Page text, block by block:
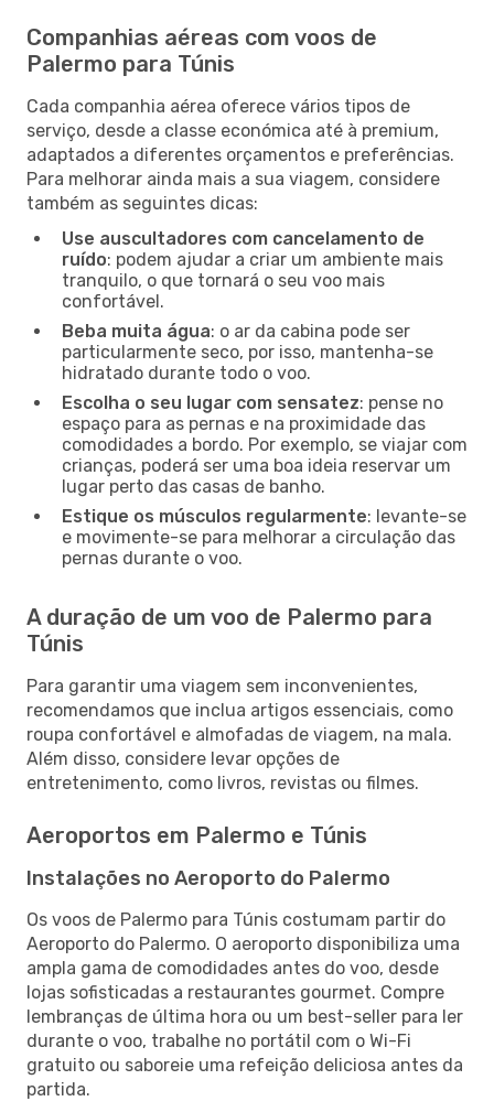
Companhias aéreas com voos de
Palermo para Túnis
Cada companhia aérea oferece vários tipos de
serviço, desde a classe económica até à premium,
adaptados a diferentes orçamentos e preferências.
Para melhorar ainda mais a sua viagem, considere
também as seguintes dicas:
Use auscultadores com cancelamento de
ruído: podem ajudar a criar um ambiente mais
tranquilo, o que tornará o seu voo mais
confortável.
Beba muita água: o ar da cabina pode ser
particularmente seco, por isso, mantenha-se
hidratado durante todo o voo.
Escolha o seu lugar com sensatez: pense no
espaço para as pernas e na proximidade das
comodidades a bordo. Por exemplo, se viajar com
crianças, poderá ser uma boa ideia reservar um
lugar perto das casas de banho.
Estique os músculos regularmente: levante-se
e movimente-se para melhorar a circulação das
pernas durante o voo.
A duração de um voo de Palermo para
Túnis
Para garantir uma viagem sem inconvenientes,
recomendamos que inclua artigos essenciais, como
roupa confortável e almofadas de viagem, na mala.
Além disso, considere levar opções de
entretenimento, como livros, revistas ou filmes.
Aeroportos em Palermo e Túnis
Instalações no Aeroporto do Palermo
Os voos de Palermo para Túnis costumam partir do
Aeroporto do Palermo. O aeroporto disponibiliza uma
ampla gama de comodidades antes do voo, desde
lojas sofisticadas a restaurantes gourmet. Compre
lembranças de última hora ou um best-seller para ler
durante o voo, trabalhe no portátil com o Wi-Fi
gratuito ou saboreie uma refeição deliciosa antes da
partida.